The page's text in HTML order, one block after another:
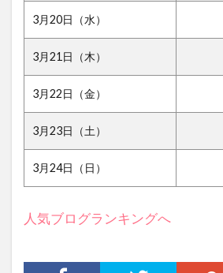
3月20日（水）
3月21日（木）
3月22日（金）
3月23日（土）
3月24日（日）
人気ブログランキングへ